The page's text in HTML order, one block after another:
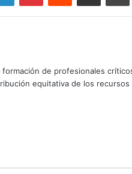
formación de profesionales
equitativa de los recursos